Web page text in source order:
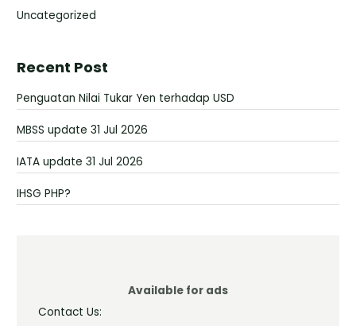
Uncategorized
Recent Post
Penguatan Nilai Tukar Yen terhadap USD
MBSS update 31 Jul 2026
IATA update 31 Jul 2026
IHSG PHP?
Available for ads
Contact Us: